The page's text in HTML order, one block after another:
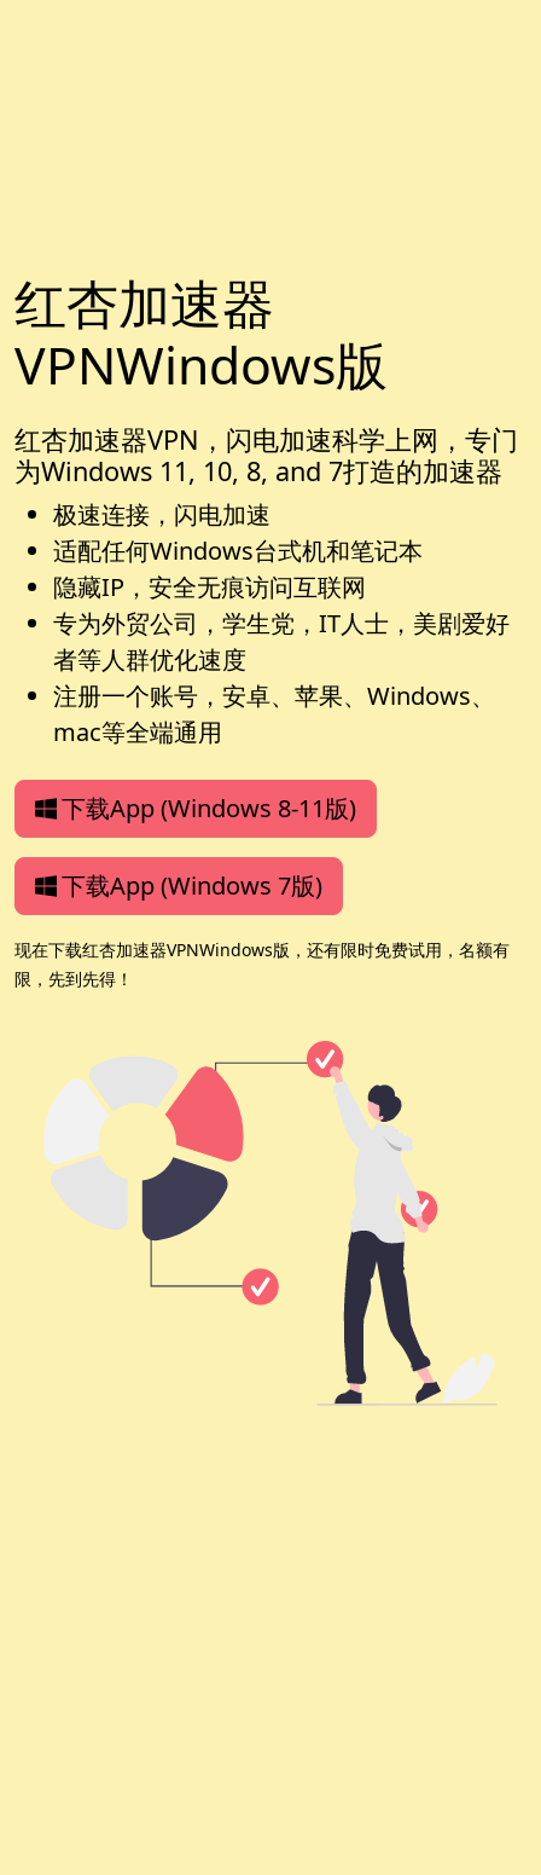
红杏加速器
VPNWindows版
红杏加速器VPN，闪电加速科学上网，专门
为Windows 11, 10, 8, and 7打造的加速器
极速连接，闪电加速
适配任何Windows台式机和笔记本
隐藏IP，安全无痕访问互联网
专为外贸公司，学生党，IT人士，美剧爱好
者等人群优化速度
注册一个账号，安卓、苹果、Windows、
mac等全端通用
下载App (Windows 8-11版)
下载App (Windows 7版)
现在下载红杏加速器VPNWindows版，还有限时免费试用，名额有
限，先到先得！